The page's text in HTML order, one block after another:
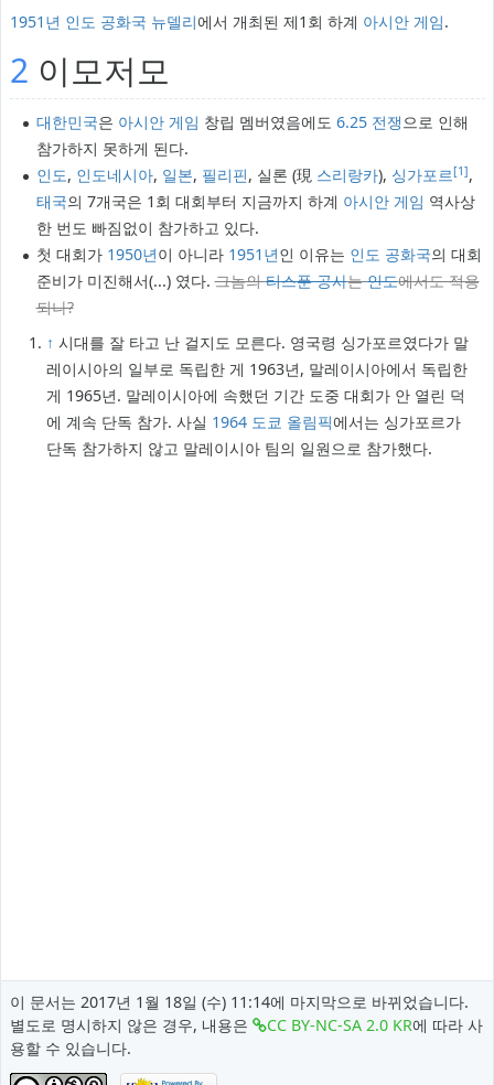
1951년 인도 공화국 뉴델리에서 개최된 제1회 하계 아시안 게임.
2 이모저모
대한민국은 아시안 게임 창립 멤버였음에도 6.25 전쟁으로 인해
참가하지 못하게 된다.
인도, 인도네시아, 일본, 필리핀, 실론 (現 스리랑카), 싱가포르[1],
태국의 7개국은 1회 대회부터 지금까지 하계 아시안 게임 역사상
한 번도 빠짐없이 참가하고 있다.
첫 대회가 1950년이 아니라 1951년인 이유는 인도 공화국의 대회
준비가 미진해서(...) 였다.그놈의티스푼 공사는인도에서도 적용
되나?
↑ 시대를 잘 타고 난 걸지도 모른다. 영국령 싱가포르였다가 말
레이시아의 일부로 독립한 게 1963년, 말레이시아에서 독립한
게 1965년. 말레이시아에 속했던 기간 도중 대회가 안 열린 덕
에 계속 단독 참가. 사실 1964 도쿄 올림픽에서는 싱가포르가
단독 참가하지 않고 말레이시아 팀의 일원으로 참가했다.
이 문서는 2017년 1월 18일 (수) 11:14에 마지막으로 바뀌었습니다.
별도로 명시하지 않은 경우, 내용은
CC BY-NC-SA 2.0 KR에 따라 사
용할 수 있습니다.